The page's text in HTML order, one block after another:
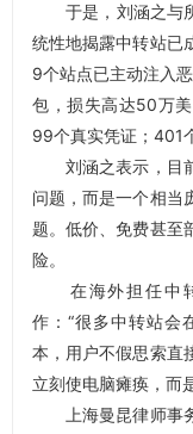
于是，刘涵之与所
统性地揭露中转站已
9个站点已主动注入
包，损失高达50万
99个真实凭证；401
刘涵之表示，目前
问题，而是一个相当
题。低价、免费甚至
险。
在海外担任中转
作：“很多中转站会
本，用户不假思索直
立刻使电脑瘫痪，而
上海曼昆律师事务